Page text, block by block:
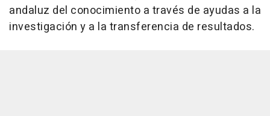
andaluz del conocimiento a través de ayudas a la
investigación y a la transferencia de resultados.